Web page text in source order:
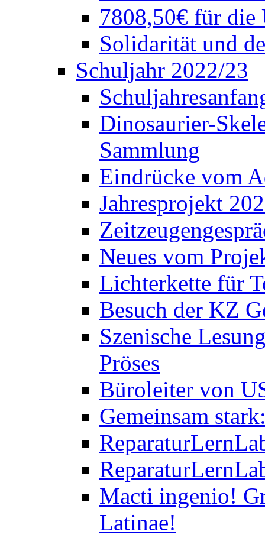
7808,50€ für die
Solidarität und
Schuljahr 2022/23
Dinosaurier-
Sammlung
Eindrücke vom
Jahresprojekt
Neues vom
Lichterkette für
Besuch der KZ
Szenische
Pröses
Büroleiter von
Gemeinsam
Macti ingenio!
Latinae!